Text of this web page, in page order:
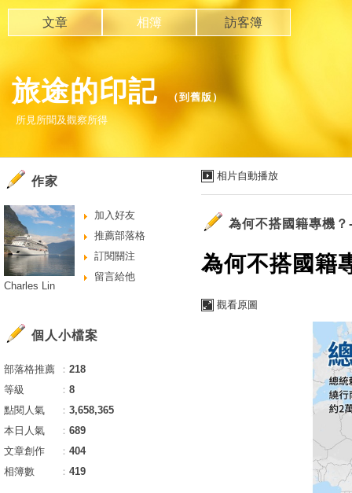
旅途的印記 （到舊版 ）
所見所聞及觀察所得
文章 相簿 訪客簿
相片自動播放
為何不搭國籍專機
為何不搭國籍
觀看原圖
作家
加入好友
推薦部落格
訂閱關注
留言給他
Charles Lin
個人小檔案
部落格推薦 ： 218
等級
： 8
點閱人氣
： 3,658,365
本日人氣
： 689
文章創作
： 404
相簿數
： 419